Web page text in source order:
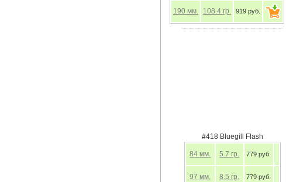
190 мм. 108.4 гр. 919 руб.
#418 Bluegill Flash
84 мм. 5.7 гр. 779 руб.
97 мм. 8.5 гр. 779 руб.